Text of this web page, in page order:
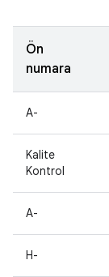
Ön
numara
A-
Kalite
Kontrol
A-
H-